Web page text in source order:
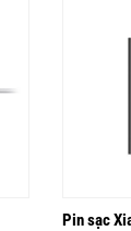
Pin sạc